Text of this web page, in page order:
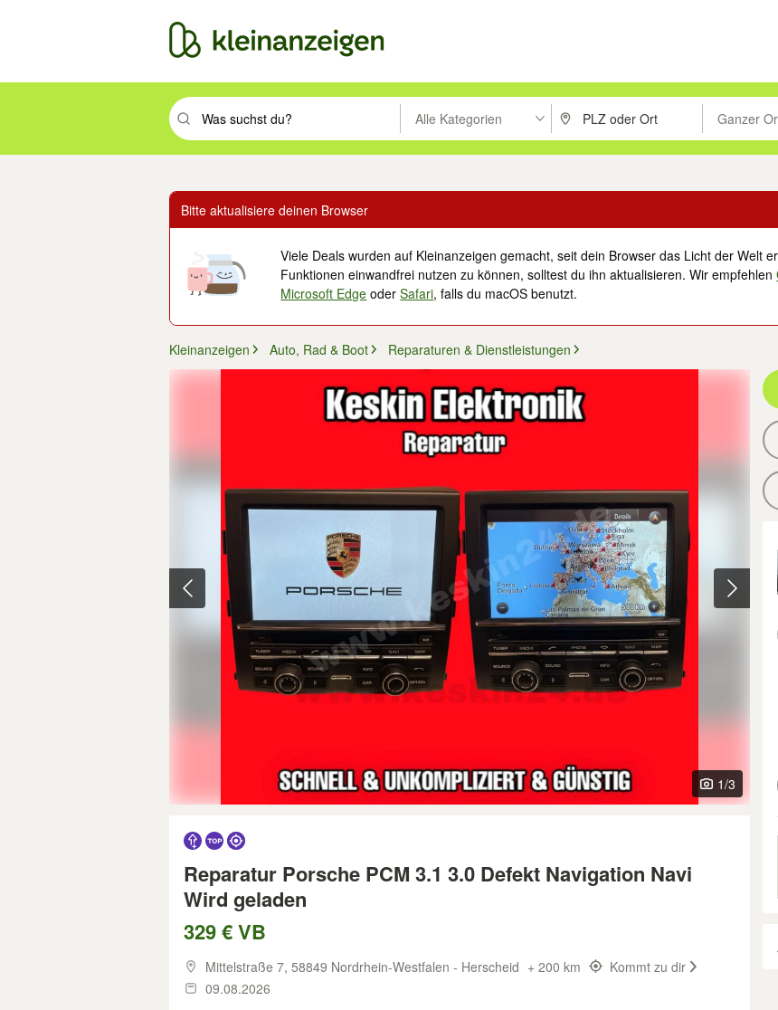
Suchbegriff eingeben. Eingabetaste drücken um zu suchen, oder Vorschläge mit den Pfeiltasten nach
Alle Kategorien PLZ oder Ort eingeben. Ganzer
Suche im
Bitte aktualisiere deinen Browser
Viele Deals wurden auf Kleinanzeigen gemacht, seit dein Browser das Licht der Welt
Funktionen einwandfrei nutzen zu können, solltest du ihn aktualisieren. Wir empfehlen
Microsoft Edge oderSafari, falls du macOS benutzt.
Kleinanzeigen Auto, Rad & Boot Reparaturen & Dienstleistungen
1/3
Reparatur Porsche PCM 3.1 3.0 Defekt Navigation Navi
Wird geladen
329 € VB
Mittelstraße 7, 58849 Nordrhein-Westfalen - Herscheid + 200 km
Kommt zu dir
09.08.2026